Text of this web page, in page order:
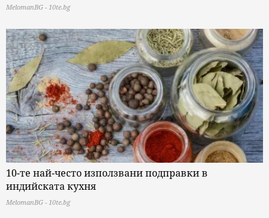
MelomanBG - 10te.bg
10-те най-често използвани подправки в
индийската кухня
MelomanBG - 10te.bg